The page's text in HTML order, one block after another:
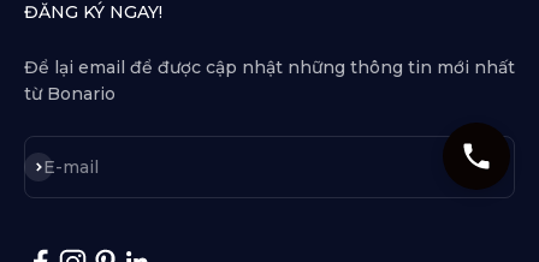
ĐĂNG KÝ NGAY!
Để lại email để được cập nhật những thông tin mới nhất
từ Bonario
E-mail
Subscribe